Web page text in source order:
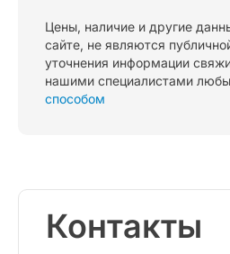
Цены, наличие и другие
сайте, не являются
уточнения информации
нашими специалистами
способом
Контакты